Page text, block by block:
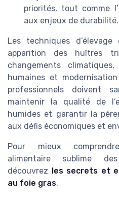
priorités, tout comme
aux enjeux de durabilité.
Les techniques
apparition des huîtres
changements
humaines et
professionnels doivent
maintenir la qualité de
humides et garantir la
aux défis économiques et
Pour mieux
alimentaire sublime
découvrez les secrets et
au foie gras.